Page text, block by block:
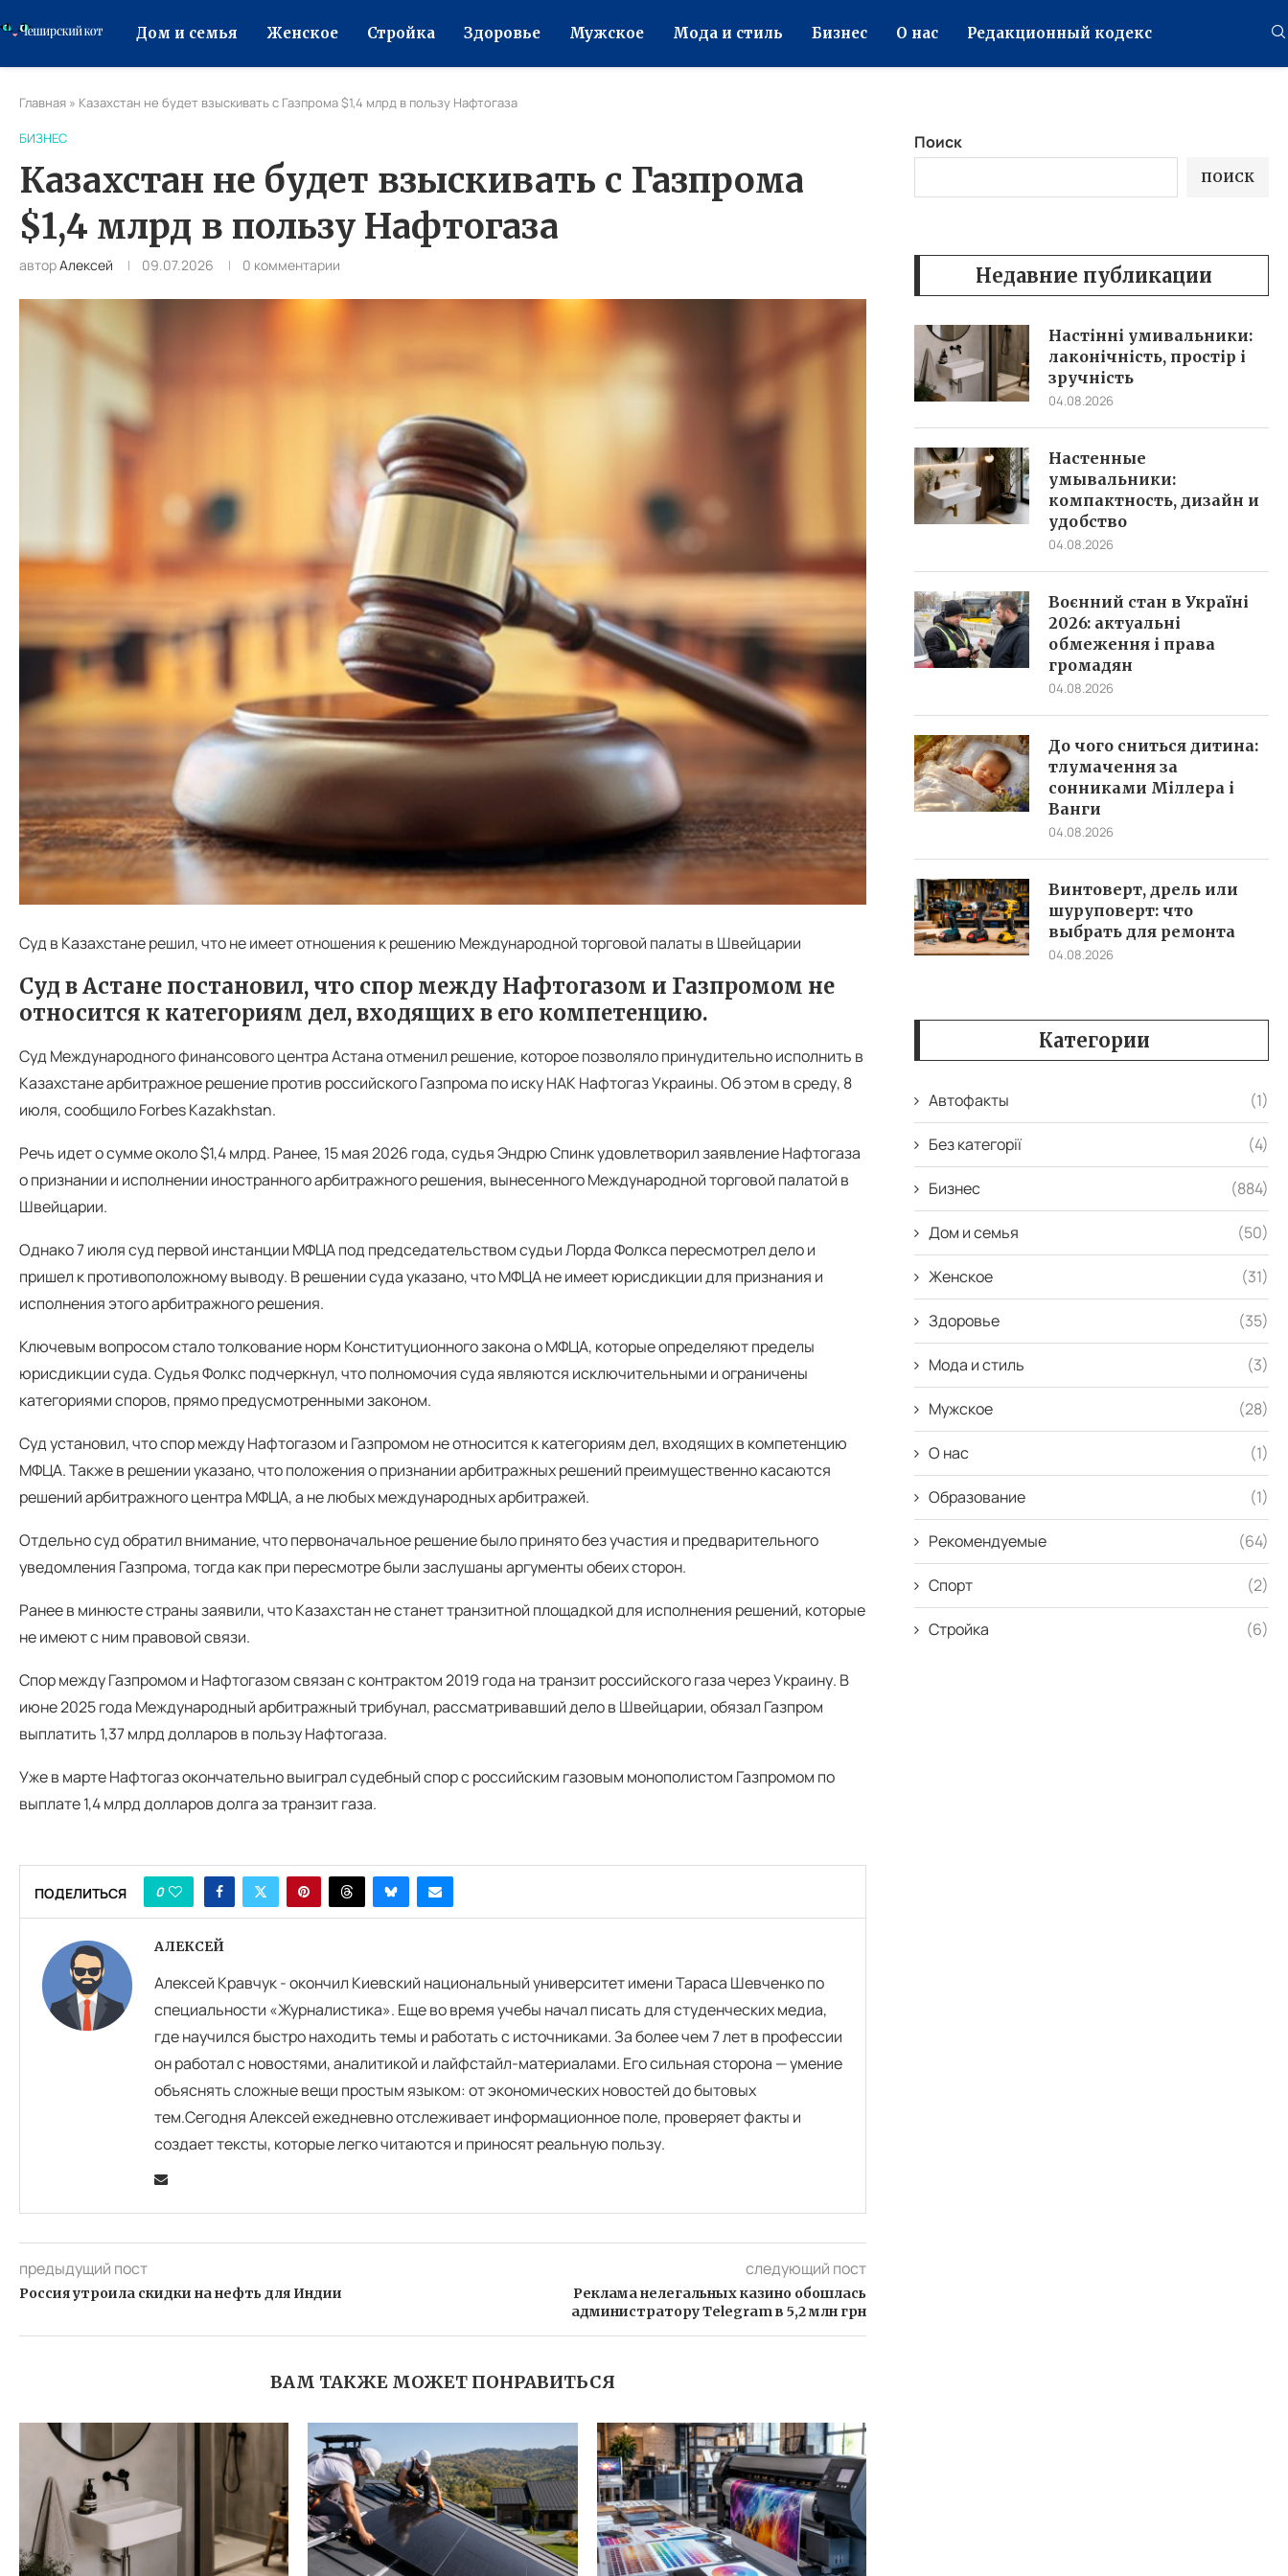
Дом и семья Женское Стройка Здоровье Мужское Мода и стиль Бизнес О нас Редакционный кодекс
Главная » Казахстан не будет взыскивать с Газпрома $1,4 млрд в пользу Нафтогаза
БИЗНЕС
Казахстан не будет взыскивать с Газпрома
$1,4 млрд в пользу Нафтогаза
авторАлексей 09.07.2026 0 комментарии
Суд в Казахстане решил, что не имеет отношения к решению Международной торговой палаты в Швейцарии
Суд в Астане постановил, что спор между Нафтогазом и Газпромом не
относится к категориям дел, входящих в его компетенцию.
Суд Международного финансового центра Астана отменил решение, которое позволяло принудительно исполнить в
Казахстане арбитражное решение против российского Газпрома по иску НАК Нафтогаз Украины. Об этом в среду, 8
июля, сообщило Forbes Kazakhstan.
Речь идет о сумме около $1,4 млрд. Ранее, 15 мая 2026 года, судья Эндрю Спинк удовлетворил заявление Нафтогаза
о признании и исполнении иностранного арбитражного решения, вынесенного Международной торговой палатой в
Швейцарии.
Однако 7 июля суд первой инстанции МФЦА под председательством судьи Лорда Фолкса пересмотрел дело и
пришел к противоположному выводу. В решении суда указано, что МФЦА не имеет юрисдикции для признания и
исполнения этого арбитражного решения.
Ключевым вопросом стало толкование норм Конституционного закона о МФЦА, которые определяют пределы
юрисдикции суда. Судья Фолкс подчеркнул, что полномочия суда являются исключительными и ограничены
категориями споров, прямо предусмотренными законом.
Суд установил, что спор между Нафтогазом и Газпромом не относится к категориям дел, входящих в компетенцию
МФЦА. Также в решении указано, что положения о признании арбитражных решений преимущественно касаются
решений арбитражного центра МФЦА, а не любых международных арбитражей.
Отдельно суд обратил внимание, что первоначальное решение было принято без участия и предварительного
уведомления Газпрома, тогда как при пересмотре были заслушаны аргументы обеих сторон.
Ранее в минюсте страны заявили, что Казахстан не станет транзитной площадкой для исполнения решений, которые
не имеют с ним правовой связи.
Спор между Газпромом и Нафтогазом связан с контрактом 2019 года на транзит российского газа через Украину. В
июне 2025 года Международный арбитражный трибунал, рассматривавший дело в Швейцарии, обязал Газпром
выплатить 1,37 млрд долларов в пользу Нафтогаза.
Уже в марте Нафтогаз окончательно выиграл судебный спор с российским газовым монополистом Газпромом по
выплате 1,4 млрд долларов долга за транзит газа.
ПОДЕЛИТЬСЯ 0
АЛЕКСЕЙ
Алексей Кравчук - окончил Киевский национальный университет имени Тараса Шевченко по
специальности «Журналистика». Еще во время учебы начал писать для студенческих медиа,
где научился быстро находить темы и работать с источниками. За более чем 7 лет в профессии
он работал с новостями, аналитикой и лайфстайл-материалами. Его сильная сторона — умение
объяснять сложные вещи простым языком: от экономических новостей до бытовых
тем.Сегодня Алексей ежедневно отслеживает информационное поле, проверяет факты и
создает тексты, которые легко читаются и приносят реальную пользу.
предыдущий пост
Россия утроила скидки на нефть для Индии
следующий пост
Реклама нелегальных казино обошлась
администратору Telegram в 5,2 млн грн
ВАМ ТАКЖЕ МОЖЕТ ПОНРАВИТЬСЯ
Поиск
ПОИСК
Недавние публикации
Настінні умивальники:
лаконічність, простір і
зручність
04.08.2026
Настенные
умывальники:
компактность, дизайн и
удобство
04.08.2026
Воєнний стан в Україні
2026: актуальні
обмеження і права
громадян
04.08.2026
До чого сниться дитина:
тлумачення за
сонниками Міллера і
Ванги
04.08.2026
Винтоверт, дрель или
шуруповерт: что
выбрать для ремонта
04.08.2026
Категории
Автофакты (1)
Без категорії (4)
Бизнес (884)
Дом и семья (50)
Женское (31)
Здоровье (35)
Мода и стиль (3)
Мужское (28)
О нас (1)
Образование (1)
Рекомендуемые (64)
Спорт (2)
Стройка (6)